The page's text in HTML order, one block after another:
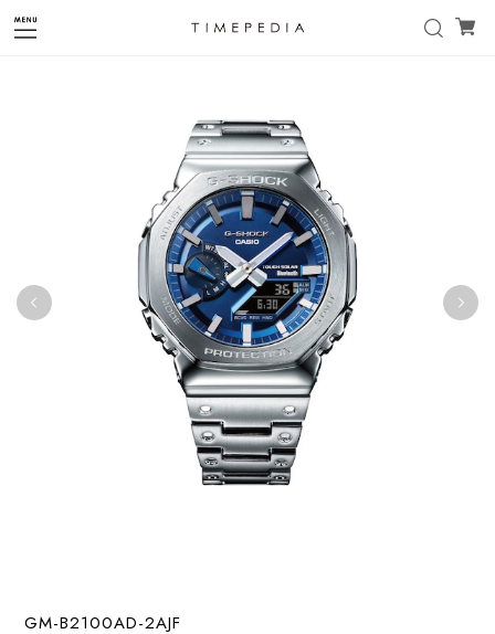
GM-B2100AD-2AJF